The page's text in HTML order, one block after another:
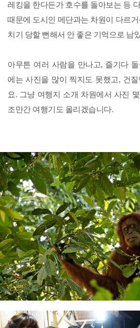
레킹을 한다든가 호수를 돌아보는 등
때문에 도시인 메단과는 차원이 다르
치기 당할 뻔해서 안 좋은 기억으로 남
아무튼 여러 사람을 만나고, 즐기다
에는 사진을 많이 찍지도 못했고, 건
요. 그냥 여행지 소개 차원에서 사진
조만간 여행기도 올리겠습니다.